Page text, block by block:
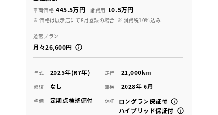
車両価格 445.5万円 諸費用 10.5万円
※ 価格は展示店にて8月登録の場合 ※ 消費税10％込み
通常プラン
月々26,600円
年式 2025年(R7年) 走行 21,000km
修復 なし 車検 2028年 6月
整備 定期点検整備付 保証
ロングラン保証付
ハイブリッド保証付